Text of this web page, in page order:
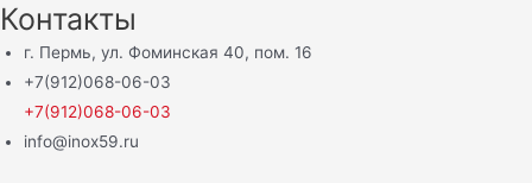
Контакты
г. Пермь, ул. Фоминская 40, пом. 16
+7(912)068-06-03
+7(912)068-06-03
info@inox59.ru